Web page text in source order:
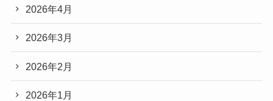
2026年4月
2026年3月
2026年2月
2026年1月